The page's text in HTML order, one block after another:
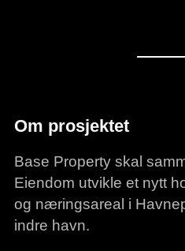
Om prosjektet
Base Property skal
Eiendom utvikle et nytt
og næringsareal i
indre havn.